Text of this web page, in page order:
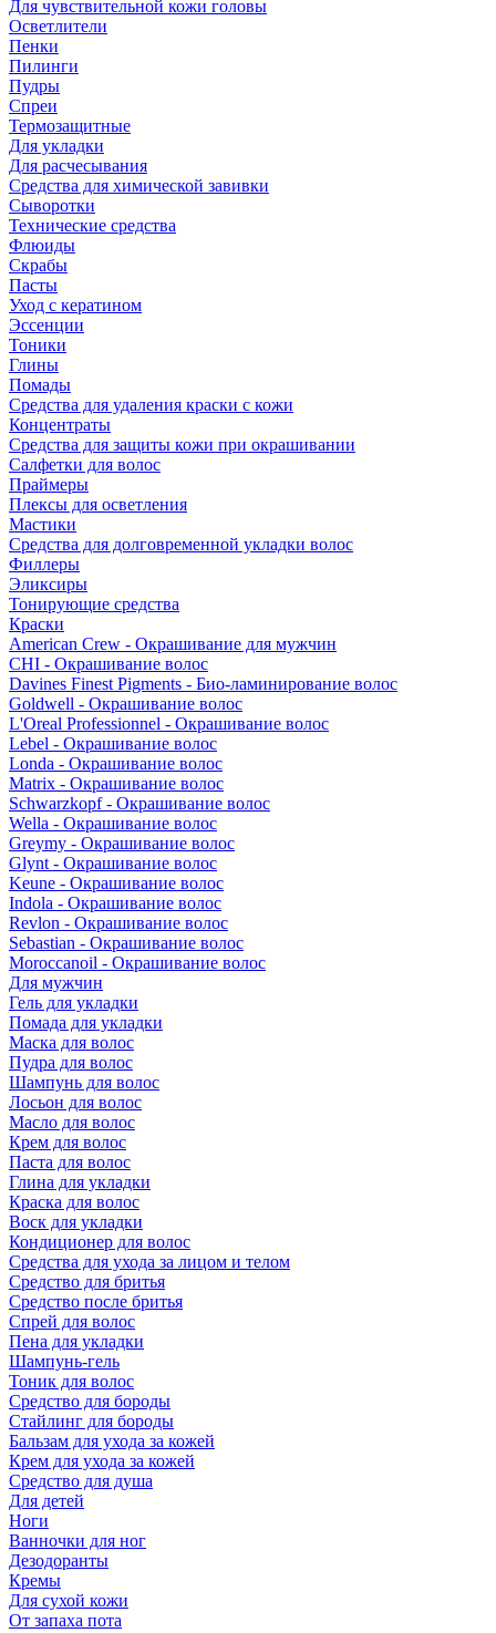
Для чувствительной кожи головы
Осветлители
Пенки
Пилинги
Пудры
Спреи
Термозащитные
Для укладки
Для расчесывания
Средства для химической завивки
Сыворотки
Технические средства
Флюиды
Скрабы
Пасты
Уход с кератином
Эссенции
Тоники
Глины
Помады
Средства для удаления краски с кожи
Концентраты
Средства для защиты кожи при окрашивании
Салфетки для волос
Праймеры
Плексы для осветления
Мастики
Средства для долговременной укладки волос
Филлеры
Эликсиры
Тонирующие средства
Краски
American Crew - Окрашивание для мужчин
CHI - Окрашивание волос
Davines Finest Pigments - Био-ламинирование волос
Goldwell - Окрашивание волос
L'Oreal Professionnel - Окрашивание волос
Lebel - Окрашивание волос
Londa - Окрашивание волос
Matrix - Окрашивание волос
Schwarzkopf - Окрашивание волос
Wella - Окрашивание волос
Greymy - Окрашивание волос
Glynt - Окрашивание волос
Keune - Окрашивание волос
Indola - Окрашивание волос
Revlon - Окрашивание волос
Sebastian - Окрашивание волос
Moroccanoil - Окрашивание волос
Для мужчин
Гель для укладки
Помада для укладки
Маска для волос
Пудра для волос
Шампунь для волос
Лосьон для волос
Масло для волос
Крем для волос
Паста для волос
Глина для укладки
Краска для волос
Воск для укладки
Кондиционер для волос
Средства для ухода за лицом и телом
Средство для бритья
Средство после бритья
Спрей для волос
Пена для укладки
Шампунь-гель
Тоник для волос
Средство для бороды
Стайлинг для бороды
Бальзам для ухода за кожей
Крем для ухода за кожей
Средство для душа
Для детей
Ноги
Ванночки для ног
Дезодоранты
Кремы
Для сухой кожи
От запаха пота